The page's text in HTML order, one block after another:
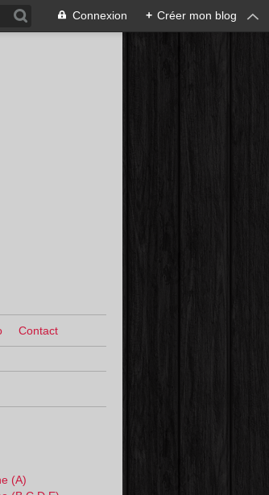
Connexion + Créer mon blog
Contact
(A)